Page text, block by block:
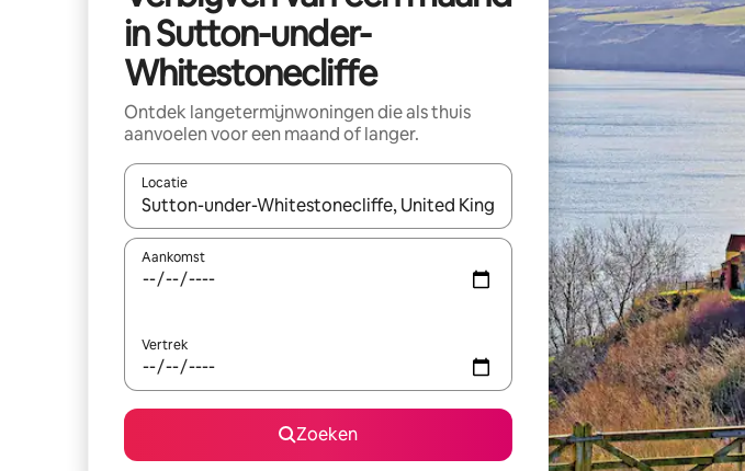
in Sutton-under-
Whitestonecliffe
Ontdek langetermijnwoningen die als thuis
aanvoelen voor een maand of langer.
Locatie
Wanneer er resultaten beschikbaar zijn, maak je een keuze met je de pijltjestoetsen
Aankomst
Vertrek
Zoeken